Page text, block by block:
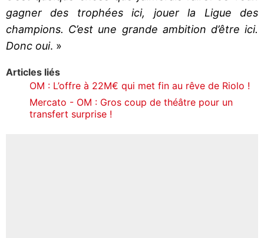
gagner des trophées ici, jouer la Ligue des
champions. C’est une grande ambition d’être ici.
Donc oui. »
Articles liés
OM : L’offre à 22M€ qui met fin au rêve de Riolo !
Mercato - OM : Gros coup de théâtre pour un
transfert surprise !